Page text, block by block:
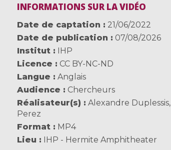
INFORMATIONS SUR LA VIDÉO
Date de captation
21/06/2022
Date de publication
07/08/2026
Institut
IHP
Licence
CC BY-NC-ND
Langue
Anglais
Audience
Chercheurs
Réalisateur(s)
Alexandre Duplessis,
Perez
Format
MP4
Lieu
IHP - Hermite Amphitheater